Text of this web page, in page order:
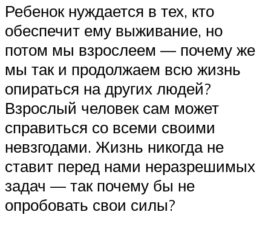
Ребенок нуждается в тех, кто
обеспечит ему выживание, но
потом мы взрослеем — почему же
мы так и продолжаем всю жизнь
опираться на других людей?
Взрослый человек сам может
справиться со всеми своими
невзгодами. Жизнь никогда не
ставит перед нами неразрешимых
задач — так почему бы не
опробовать свои силы?